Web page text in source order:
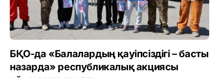
БҚО-да «Балалардың қауіпсіздігі – басты
назарда» республикалық акциясы